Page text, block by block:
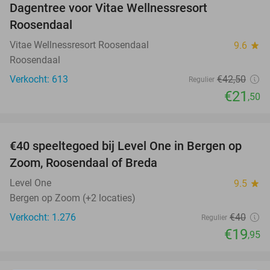
Dagentree voor Vitae Wellnessresort
Roosendaal
Vitae Wellnessresort Roosendaal 9.6 star
Roosendaal
Verkocht: 613
Regulier €42,50
€21 ,50
50%
€40 speeltegoed bij Level One in Bergen op
Zoom, Roosendaal of Breda
Level One 9.5 star
Bergen op Zoom (+2 locaties)
Verkocht: 1.276
Regulier €40
€19,95